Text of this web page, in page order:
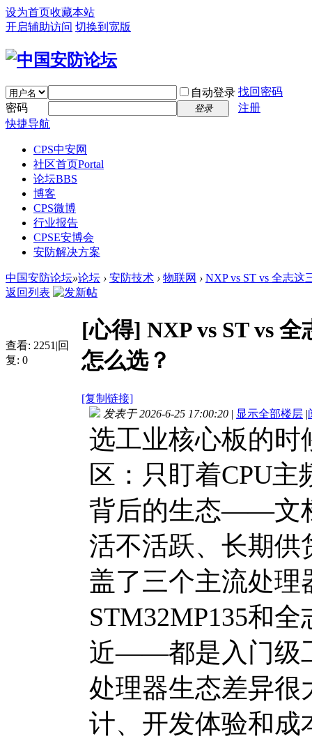
设为首页收藏本站
开启辅助访问 切换到宽版
自动登录 找回密码
密码
登录
注册
快捷导航
CPS中安网
社区首页Portal
论坛BBS
博客
CPS微博
行业报告
CPSE安博会
安防解决方案
中国安防论坛»论坛 › 安防技术 › 物联网 › NXP vs ST vs 全志
返回列表
查看: 2251 |回
复: 0
[心得] NXP vs ST vs
怎么选？
[复制链接]
发表于 2026-6-25 17:00:20 | 显示全部楼层 |
选工业核心板的时
区：只盯着CPU
背后的生态——文
活不活跃、长期供
盖了三个主流处理
STM32MP135和
近——都是入门级
处理器生态差异很
计、开发体验和成